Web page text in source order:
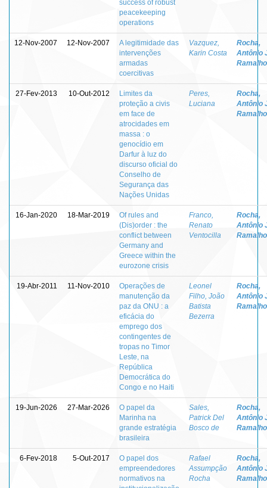
success of robust
peacekeeping
operations
12-Nov-2007 12-Nov-2007
A legitimidade das
intervenções
armadas
coercitivas
Vazquez,
Karin Costa
Rocha,
Antônio
27-Fev-2013 10-Out-2012
Limites da
proteção a civis
em face de
atrocidades em
massa : o
genocídio em
Darfur à luz do
discurso oficial do
Conselho de
Segurança das
Nações Unidas
Peres,
Luciana
Rocha,
Antônio
16-Jan-2020 18-Mar-2019
Of rules and
(Dis)order : the
conflict between
Germany and
Greece within the
eurozone crisis
Franco,
Renato
Ventocilla
Rocha,
Antônio
19-Abr-2011 11-Nov-2010
Operações de
manutenção da
paz da ONU : a
eficácia do
emprego dos
contingentes de
tropas no Timor
Leste, na
República
Democrática do
Congo e no Haiti
Leonel
Filho, João
Batista
Bezerra
Rocha,
Antônio
19-Jun-2026 27-Mar-2026
O papel da
Marinha na
grande estratégia
brasileira
Sales,
Patrick Del
Bosco de
Rocha,
Antônio
6-Fev-2018 5-Out-2017
O papel dos
empreendedores
normativos na
Rafael
Assumpção
Rocha
Rocha,
Antônio